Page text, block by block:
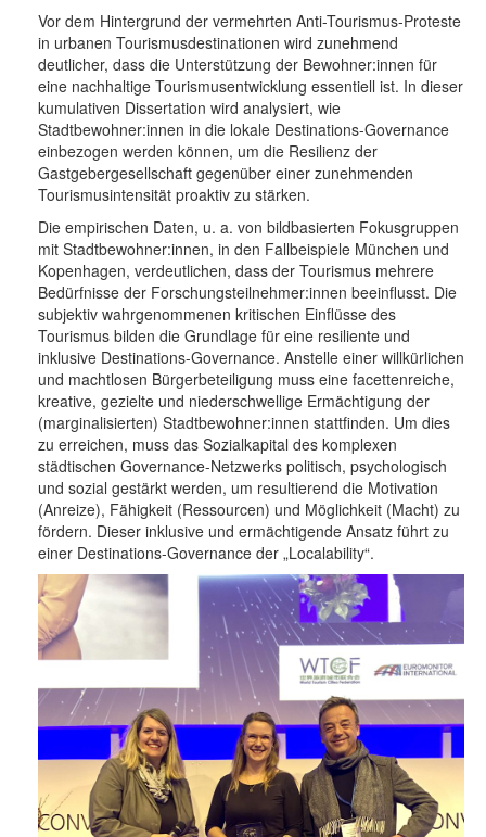
Vor dem Hintergrund der vermehrten Anti-Tourismus-Proteste
in urbanen Tourismusdestinationen wird zunehmend
deutlicher, dass die Unterstützung der Bewohner:innen für
eine nachhaltige Tourismusentwicklung essentiell ist. In dieser
kumulativen Dissertation wird analysiert, wie
Stadtbewohner:innen in die lokale Destinations-Governance
einbezogen werden können, um die Resilienz der
Gastgebergesellschaft gegenüber einer zunehmenden
Tourismusintensität proaktiv zu stärken.
Die empirischen Daten, u. a. von bildbasierten Fokusgruppen
mit Stadtbewohner:innen, in den Fallbeispiele München und
Kopenhagen, verdeutlichen, dass der Tourismus mehrere
Bedürfnisse der Forschungsteilnehmer:innen beeinflusst. Die
subjektiv wahrgenommenen kritischen Einflüsse des
Tourismus bilden die Grundlage für eine resiliente und
inklusive Destinations-Governance. Anstelle einer willkürlichen
und machtlosen Bürgerbeteiligung muss eine facettenreiche,
kreative, gezielte und niederschwellige Ermächtigung der
(marginalisierten) Stadtbewohner:innen stattfinden. Um dies
zu erreichen, muss das Sozialkapital des komplexen
städtischen Governance-Netzwerks politisch, psychologisch
und sozial gestärkt werden, um resultierend die Motivation
(Anreize), Fähigkeit (Ressourcen) und Möglichkeit (Macht) zu
fördern. Dieser inklusive und ermächtigende Ansatz führt zu
einer Destinations-Governance der „Localability“.